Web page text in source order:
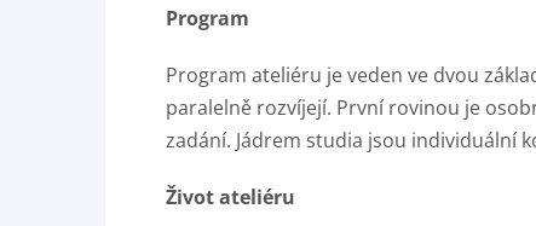
Program
Program ateliéru je veden ve dvou
paralelně rozvíjejí. První rovinou je
zadání. Jádrem studia jsou individuální
Život ateliéru